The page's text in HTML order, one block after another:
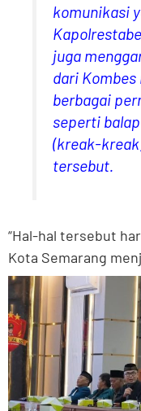
komunikasi
juga
dari Kombes
berbagai
seperti
(kreak-
tersebut.
“Hal-hal tersebut
Kota Semarang